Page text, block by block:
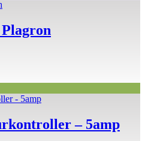
– 5amp